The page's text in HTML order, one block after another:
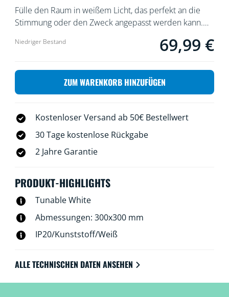
Fülle den Raum in weißem Licht, das perfekt an die
Stimmung oder den Zweck angepasst werden kann.
machen diese Leuchten zu einem komfortablen und
Niedriger Bestand Aktueller Preis ist
69,99 €
ZUM WARENKORB HINZUFÜGEN
Kostenloser Versand ab 50€ Bestellwert
30 Tage kostenlose Rückgabe
2 Jahre Garantie
PRODUKT-HIGHLIGHTS
Tunable White
Abmessungen: 300x300 mm
IP20/Kunststoff/Weiß
ALLE TECHNISCHEN DATEN ANSEHEN